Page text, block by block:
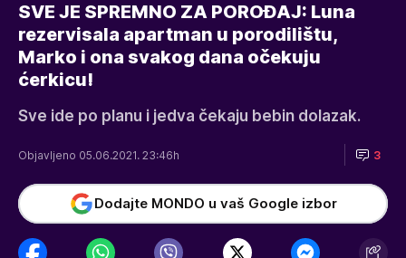
SVE JE SPREMNO ZA POROĐAJ: Luna
rezervisala apartman u porodilištu,
Marko i ona svakog dana očekuju
ćerkicu!
Sve ide po planu i jedva čekaju bebin dolazak.
Objavljeno 05.06.2021. 23:46h 3
Dodajte MONDO u vaš Google izbor